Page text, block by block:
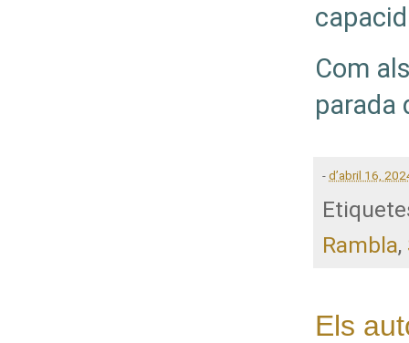
Com
parada
-d’abril 16,
Rambla,
Els